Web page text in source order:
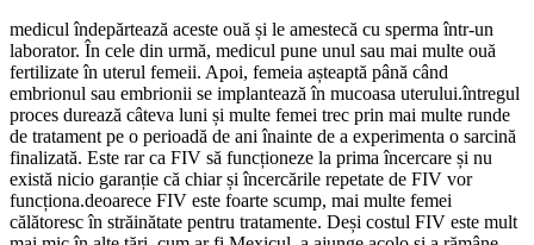
medicul îndepărtează aceste ouă și le amestecă cu sperma într-un
laborator. În cele din urmă, medicul pune unul sau mai multe ouă
fertilizate în uterul femeii. Apoi, femeia așteaptă până când
embrionul sau embrionii se implantează în mucoasa uterului.întregul
proces durează câteva luni și multe femei trec prin mai multe runde
de tratament pe o perioadă de ani înainte de a experimenta o sarcină
finalizată. Este rar ca FIV să funcționeze la prima încercare și nu
există nicio garanție că chiar și încercările repetate de FIV vor
funcționa.deoarece FIV este foarte scump, mai multe femei
călătoresc în străinătate pentru tratamente. Deși costul FIV este mult